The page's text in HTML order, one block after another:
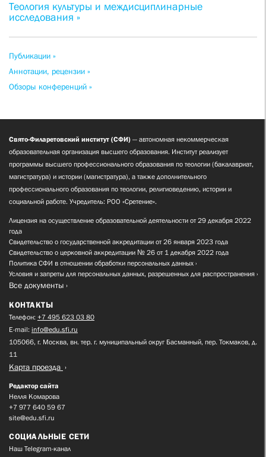
Теология культуры и междисциплинарные
исследования »
Публикации »
Аннотации, рецензии »
Обзоры конференций »
Свято-Филаретовский институт (СФИ) — автономная некоммерческая
образовательная организация высшего образования. Институт реализует
программы высшего профессионального образования по теологии (бакалавриат,
магистратура) и истории (магистратура), а также дополнительного
профессионального образования по теологии, религиоведению, истории и
социальной работе. Учредитель: РОО «Сретение».
Лицензия на осуществление образовательной деятельности от 29 декабря 2022
года
Свидетельство о государственной аккредитации от 26 января 2023 года
Свидетельство о церковной аккредитации № 26 от 1 декабря 2022 года
Политика СФИ в отношении обработки персональных данных
Условия и запреты для персональных данных, разрешенных для распространения
Все документы
КОНТАКТЫ
Телефон: +7 495 623 03 80
E-mail: info@edu.sfi.ru
105066, г. Москва, вн. тер. г. муниципальный округ Басманный, пер. Токмаков, д.
11
Карта проезда
Редактор сайта
Нелля Комарова
+7 977 640 59 67
site@edu.sfi.ru
СОЦИАЛЬНЫЕ СЕТИ
Наш Telegram-канал